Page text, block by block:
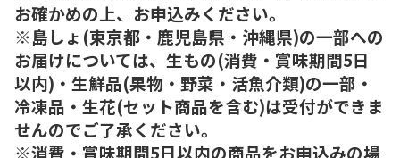
お確かめの上、お申込みください。
※島しょ(東京都・鹿児島県・沖縄県)の一部への
お届けについては、生もの(消費・賞味期間5日
以内)・生鮮品(果物・野菜・活魚介類)の一部・
冷凍品・生花(セット商品を含む)は受付ができま
せんのでご了承ください。
※消費・賞味期間5日以内の商品をお申込みの場